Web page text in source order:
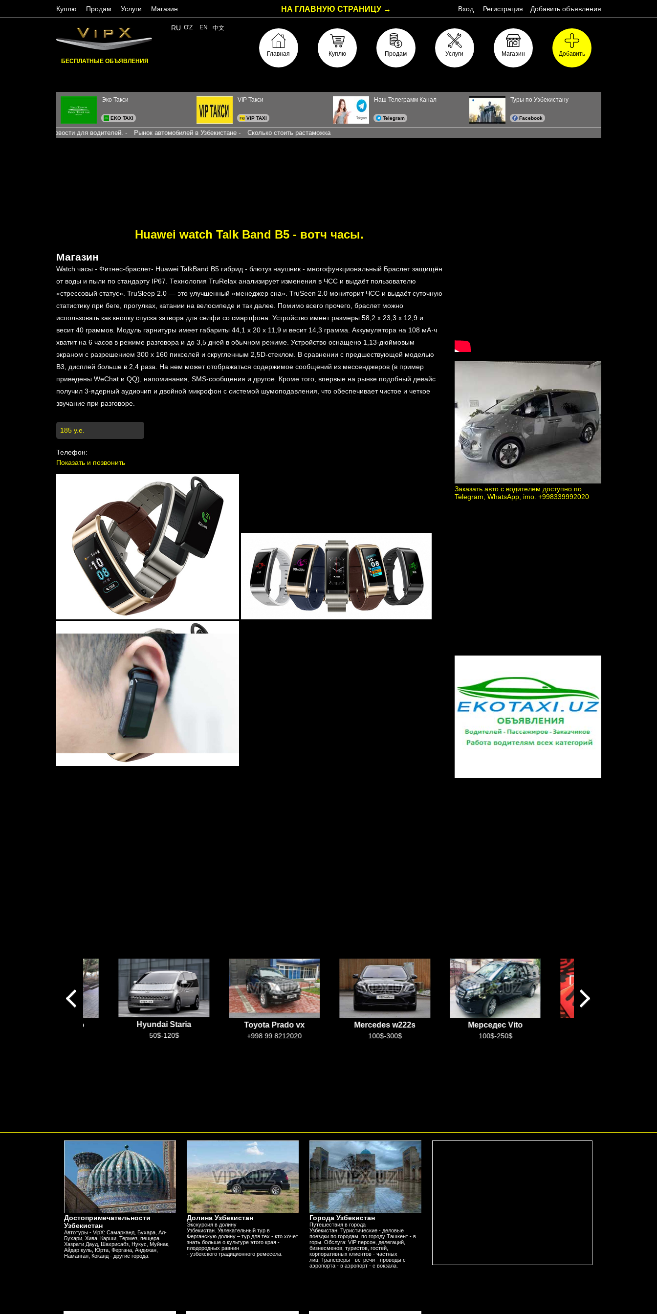
Куплю Продам Услуги Магазин НА ГЛАВНУЮ СТРАНИЦУ → Вход Регистрация Добавить объявления
БЕСПЛАТНЫЕ ОБЪЯВЛЕНИЯ
RU O'Z EN 中文
Главная Куплю Продам Услуги Магазин Добавить
Эко Такси
EKO TAXI
VIP Такси
VIP TAXI
Наш Телеграмм Канал
Telegram
Туры по Узбекистану
Facebook
Новости для водителей. - Рынок автомобилей в Узбекистане - Сколько стоить растаможка
Huawei watch Talk Band B5 - вотч часы.
Магазин - сайт объявлений www.VipX.uz Ташкент!
Watch часы - Фитнес-браслет- Huawei TalkBand B5 гибрид - блютуз наушник - многофункциональный Браслет защищён
от воды и пыли по стандарту IP67. Технология TruRelax анализирует изменения в ЧСС и выдаёт пользователю
«стрессовый статус». TruSleep 2.0 — это улучшенный «менеджер сна». TruSeen 2.0 мониторит ЧСС и выдаёт суточную
статистику при беге, прогулках, катании на велосипеде и так далее. Помимо всего прочего, браслет можно
использовать как кнопку спуска затвора для селфи со смартфона. Устройство имеет размеры 58,2 х 23,3 х 12,9 и
весит 40 граммов. Модуль гарнитуры имеет габариты 44,1 х 20 х 11,9 и весит 14,3 грамма. Аккумулятора на 108 мА·ч
хватит на 6 часов в режиме разговора и до 3,5 дней в обычном режиме. Устройство оснащено 1,13-дюймовым
экраном с разрешением 300 х 160 пикселей и скругленным 2,5D-стеклом. В сравнении с предшествующей моделью
B3, дисплей больше в 2,4 раза. На нем может отображаться содержимое сообщений из мессенджеров (в пример
приведены WeChat и QQ), напоминания, SMS-сообщения и другое. Кроме того, впервые на рынке подобный девайс
получил 3-ядерный аудиочип и двойной микрофон с системой шумоподавления, что обеспечивает чистое и четкое
звучание при разговоре.
185 у.е.
Телефон:
Показать и позвонить
Заказать авто с водителем доступно по
Telegram, WhatsApp, imo. +998339992020
Hyundai Staria
50$-120$
Toyota Prado vx
+998 99 8212020
Mercedes w222s
100$-300$
Мерседес Vito
100$-250$
Достопримечательности
Узбекистан
Автотуры - VipX: Самарканд, Бухара, Ал-
Бухари, Хива, Карши, Термез, пещера
Хазрати Дауд, Шахрисабз, Нукус, Муйнак,
Айдар куль, Юрта, Фергана, Андижан,
Наманган, Коканд - другие города.
Долина Узбекистан
Экскурсия в долину
Узбекистан. Увлекательный тур в
Ферганскую долину – тур для тех - кто хочет
знать больше о культуре этого края -
плодородных равнин
- узбекского традиционного ремесела.
Города Узбекистан
Путешествия в города
Узбекистан. Туристические - деловые
поездки по городам, по городу Ташкент - в
горы. Обслуга: VIP персон, делегаций,
бизнесменов, туристов, гостей,
корпоративных клиентов - частных
лиц. Трансферы - встречи - проводы с
аэропорта - в аэропорт - с вокзала.